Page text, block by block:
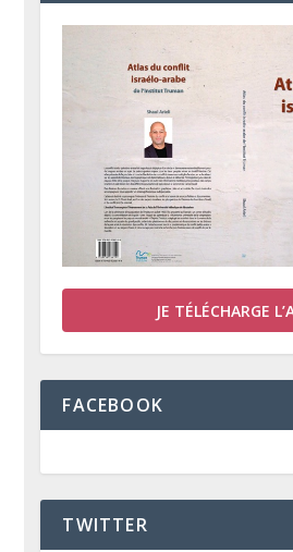
JE TÉLÉCHARGE
FACEBOOK
TWITTER